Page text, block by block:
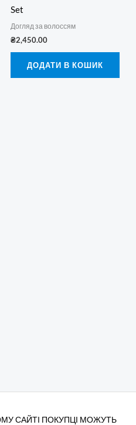
Set
Догляд за волоссям
₴2,450.00
ДОДАТИ В КОШИК
САЙТІ ПОКУПЦІ МОЖУТЬ